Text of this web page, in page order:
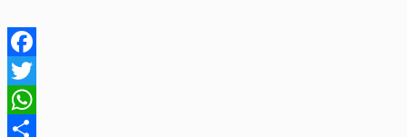
Facebook
Twitter
WhatsApp